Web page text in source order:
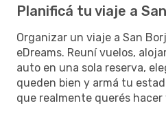
Planificá tu viaje a
Organizar un viaje a San
eDreams. Reuní vuelos,
auto en una sola reserva,
queden bien y armá tu
que realmente querés hacer